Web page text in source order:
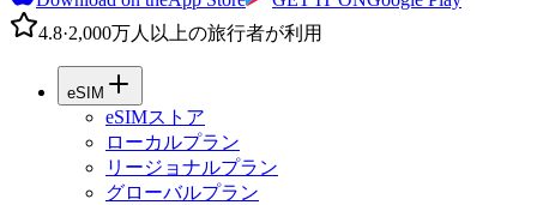
4.8·2,000万人以上の旅行者が利用
eSIM
eSIMストア
ローカルプラン
リージョナルプラン
グローバルプラン